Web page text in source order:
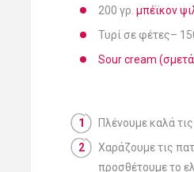
200 γρ.μπέϊκον
Τυρί σε φέτες–
Sour cream
Πλένουμε καλά
Χαράζουμε τις
προσθέτουμε το